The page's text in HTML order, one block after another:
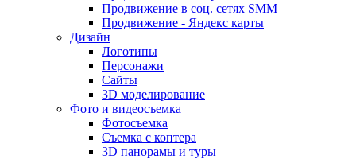
Продвижение в соц. сетях SMM
Продвижение - Яндекс карты
Дизайн
Логотипы
Персонажи
Сайты
3D моделирование
Фото и видеосъемка
Фотосъемка
Съемка с коптера
3D панорамы и туры